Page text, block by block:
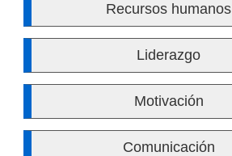
Recursos humanos
Liderazgo
Motivación
Comunicación